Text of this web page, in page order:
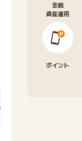
金融
資産運用
ポイント